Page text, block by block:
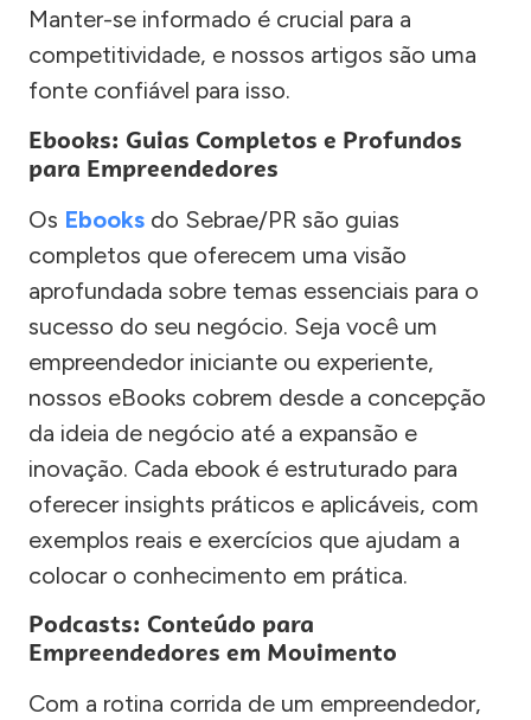
Manter-se informado é crucial para a
competitividade, e nossos artigos são uma
fonte confiável para isso.
Ebooks: Guias Completos e Profundos
para Empreendedores
Os Ebooks do Sebrae/PR são guias
completos que oferecem uma visão
aprofundada sobre temas essenciais para o
sucesso do seu negócio. Seja você um
empreendedor iniciante ou experiente,
nossos eBooks cobrem desde a concepção
da ideia de negócio até a expansão e
inovação. Cada ebook é estruturado para
oferecer insights práticos e aplicáveis, com
exemplos reais e exercícios que ajudam a
colocar o conhecimento em prática.
Podcasts: Conteúdo para
Empreendedores em Movimento
Com a rotina corrida de um empreendedor,